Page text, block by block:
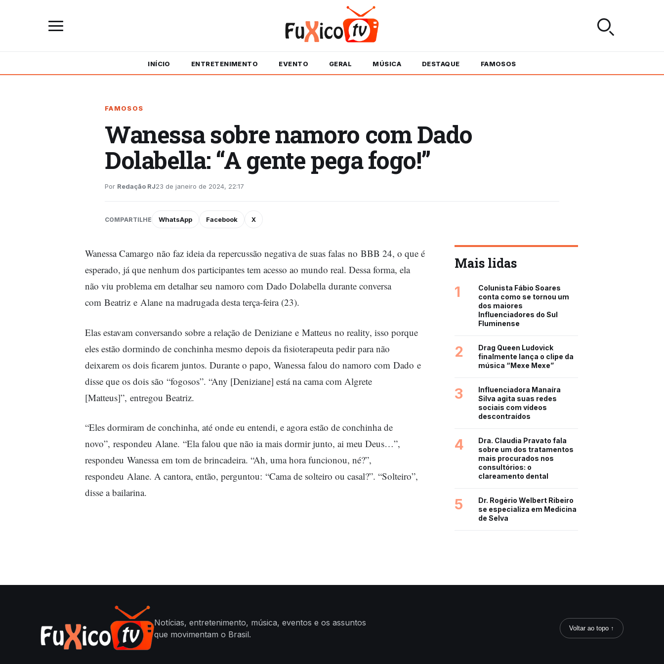
INÍCIO ENTRETENIMENTO EVENTO GERAL MÚSICA DESTAQUE FAMOSOS
FAMOSOS
Wanessa sobre namoro com Dado
Dolabella: “A gente pega fogo!”
Por Redação RJ23 de janeiro de 2024, 22:17
COMPARTILHE WhatsApp Facebook X
Wanessa Camargo não faz ideia da repercussão negativa de suas falas no BBB 24, o que é
esperado, já que nenhum dos participantes tem acesso ao mundo real. Dessa forma, ela
não viu problema em detalhar seu namoro com Dado Dolabella durante conversa
com Beatriz e Alane na madrugada desta terça-feira (23).
Elas estavam conversando sobre a relação de Deniziane e Matteus no reality, isso porque
eles estão dormindo de conchinha mesmo depois da fisioterapeuta pedir para não
deixarem os dois ficarem juntos. Durante o papo, Wanessa falou do namoro com Dado e
disse que os dois são “fogosos”. “Any [Deniziane] está na cama com Algrete
[Matteus]”, entregou Beatriz.
“Eles dormiram de conchinha, até onde eu entendi, e agora estão de conchinha de
novo”, respondeu Alane. “Ela falou que não ia mais dormir junto, ai meu Deus…”,
respondeu Wanessa em tom de brincadeira. “Ah, uma hora funcionou, né?”,
respondeu Alane. A cantora, então, perguntou: “Cama de solteiro ou casal?”. “Solteiro”,
disse a bailarina.
Mais lidas
1
Colunista Fábio Soares
conta como se tornou um
dos maiores
Influenciadores do Sul
Fluminense
2
Drag Queen Ludovick
finalmente lança o clipe da
música “Mexe Mexe”
3
Influenciadora Manaíra
Silva agita suas redes
sociais com vídeos
descontraídos
4
Dra. Claudia Pravato fala
sobre um dos tratamentos
mais procurados nos
consultórios: o
clareamento dental
5
Dr. Rogério Welbert Ribeiro
se especializa em Medicina
de Selva
Notícias, entretenimento, música, eventos e os assuntos
que movimentam o Brasil.
Voltar ao topo ↑